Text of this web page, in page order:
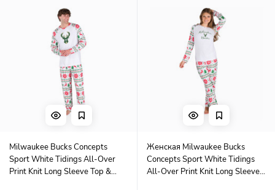
Milwaukee Bucks Concepts
Sport White Tidings All-Over
Print Knit Long Sleeve Top &
Женская Milwaukee Bucks
Concepts Sport White Tidings
All-Over Print Knit Long Sleeve